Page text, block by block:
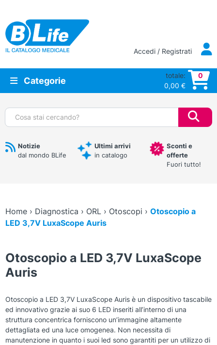
Vai al contenuto principale
Accedi / Registrati
Categorie
totale:
0,00 €
0
Cerca:
Notizie
dal mondo BLife
Ultimi arrivi
in catalogo
Sconti e
offerte
Fuori tutto!
Home› Diagnostica › ORL › Otoscopi › Otoscopio a
LED 3,7V LuxaScope Auris
Otoscopio a LED 3,7V LuxaScope
Auris
Otoscopio a LED 3,7V LuxaScope Auris è un dispositivo tascabile
ed innovativo grazie ai suo 6 LED inseriti all’interno di una
struttura concentrica forniscono un’immagine altamente
dettagliata ed una luce omogenea. Non necessita di
manutenzione in quanto i suoi led sono garantiti per un utilizzo di